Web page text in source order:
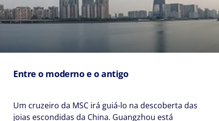
Entre o moderno e o antigo
Um cruzeiro da MSC irá guiá-lo na descoberta das
joias escondidas da China. Guangzhou está